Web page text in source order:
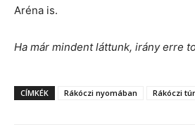
Aréna is.
Ha már mindent láttunk, irány erre
CÍMKÉK Rákóczi nyomában Rákóczi